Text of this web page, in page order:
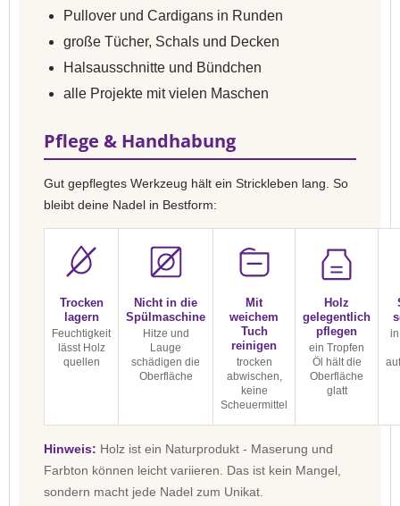
Pullover und Cardigans in Runden
große Tücher, Schals und Decken
Halsausschnitte und Bündchen
alle Projekte mit vielen Maschen
Pflege & Handhabung
Gut gepflegtes Werkzeug hält ein Strickleben lang. So
bleibt deine Nadel in Bestform:
Trocken
lagern
Feuchtigkeit
lässt Holz
quellen
Nicht in die
Spülmaschine
Hitze und
Lauge
schädigen die
Oberfläche
Mit
weichem
Tuch
reinigen
trocken
abwischen,
keine
Scheuermittel
Holz
gelegentlich
pflegen
ein Tropfen
Öl hält die
Oberfläche
glatt
Hinweis: Holz ist ein Naturprodukt - Maserung und
Farbton können leicht variieren. Das ist kein Mangel,
sondern macht jede Nadel zum Unikat.